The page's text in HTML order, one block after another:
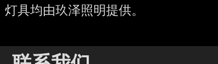
灯具均由玖泽照明提供。